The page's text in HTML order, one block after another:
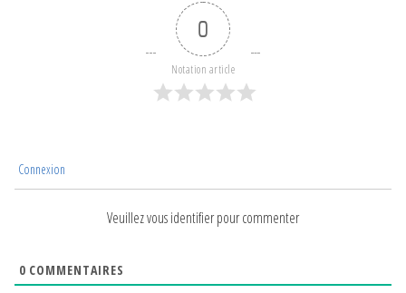
0
Notation article
Connexion
Veuillez vous identifier pour commenter
0 COMMENTAIRES